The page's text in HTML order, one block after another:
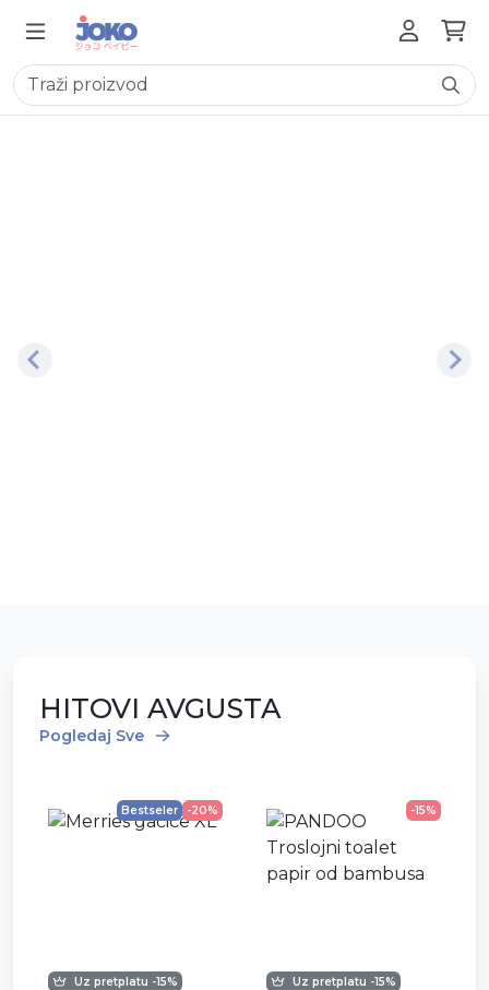
HITOVI AVGUSTA
Pogledaj Sve
Bestseler -20%
Uz pretplatu -15%
-15%
Uz pretplatu -15%